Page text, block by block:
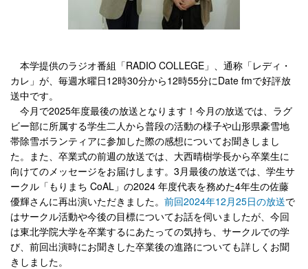
本学提供のラジオ番組「RADIO COLLEGE」、通称「レディ・
カレ」が、毎週水曜日12時30分から12時55分にDate fmで好評放
送中です。
今月で2025年度最後の放送となります！今月の放送では、ラグ
ビー部に所属する学生二人から普段の活動の様子や山形県豪雪地
帯除雪ボランティアに参加した際の感想についてお聞きしまし
た。また、卒業式の前週の放送では、大西晴樹学長から卒業生に
向けてのメッセージをお届けします。3月最後の放送では、学生サ
ークル「もりまち CoAL」の2024 年度代表を務めた4年生の佐藤
優輝さんに再出演いただきました。 前回2024年12月25日の放送で
はサークル活動や今後の目標についてお話を伺いましたが、今回
は東北学院大学を卒業するにあたっての気持ち、サークルでの学
び、前回出演時にお聞きした卒業後の進路についても詳しくお聞
きしました。